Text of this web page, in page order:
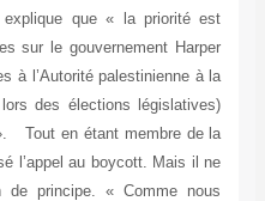
explique que « la priorité est
sur le gouvernement Harper
à l’Autorité palestinienne à la
des élections législatives)
Tout en étant membre de la
l’appel au boycott. Mais il ne
principe. « Comme nous